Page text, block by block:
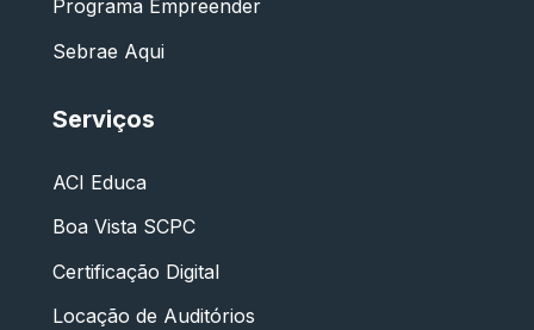
Programa Empreender
Sebrae Aqui
Serviços
ACI Educa
Boa Vista SCPC
Certificação Digital
Locação de Auditórios